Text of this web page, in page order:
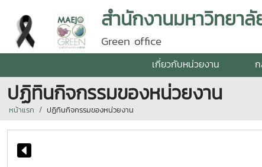
สำนักงานมหาวิทยา
Green office
เกี่ยวกับหน่วยงาน
ปฏิทินกิจกรรมของหน่วยงาน
หน้าแรก ปฏิทินกิจกรรมของหน่วยงาน